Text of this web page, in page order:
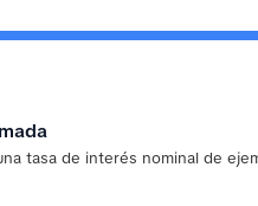
tasa de interés nominal de